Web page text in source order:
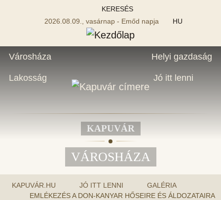
KERESÉS
2026.08.09., vasárnap - Emőd napja
HU
Városháza
Lakosság
Helyi gazdaság
Jó itt lenni
KAPUVÁR
VÁROSHÁZA
KAPUVÁR.HU JÓ ITT LENNI
GALÉRIA
EMLÉKEZÉS A DON-KANYAR HŐSEIRE ÉS ÁLDOZATAIRA